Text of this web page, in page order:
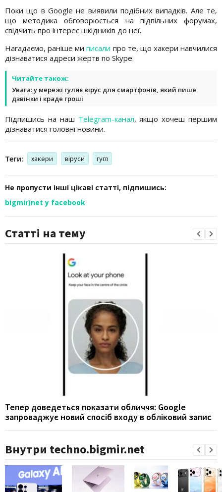
Поки що в Google не виявили подібних випадків. Але те,
що методика обговорюється на підпільних форумах,
свідчить про інтерес шкідників до неї.
Нагадаємо, раніше миписали про те, що хакери навчилися
дізнаватися адреси жертв по Skype.
Читайте також:
Увага: у мережі гуляє вірус для смартфонів, який пише
дзвінки і краде гроші
Підпишись на наш Telegram-канал, якщо хочеш першим
дізнаватися головні новини.
Теги: хакери віруси гугл
Не пропусти інші цікаві статті, підпишись:
bigmir)net у facebook
Статті на тему
Тепер доведеться показати обличчя: Google
запроваджує новий спосіб входу в обліковий запис
Внутри techno.bigmir.net